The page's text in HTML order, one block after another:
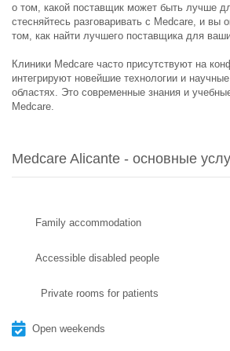
о том, какой поставщик может быть лучше
стесняйтесь разговаривать с Medcare, и вы
том, как найти лучшего поставщика для
Клиники Medcare часто присутствуют на
интегрируют новейшие технологии и
областях. Это современные знания и
Medcare.
Medcare Alicante - основные
Family accommodation
Accessible disabled people
Private rooms for patients
Open weekends